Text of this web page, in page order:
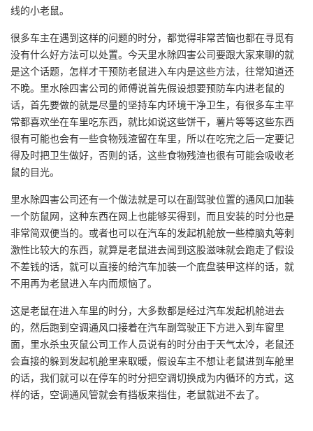
线的小老鼠。
很多车主在遇到这样的问题的时分，都觉得非常苦恼也都在寻觅有
没有什么好方法可以处置。今天里水除四害公司要跟大家来聊的就
是这个话题，怎样才干预防老鼠进入车内是这些方法，往常知道还
不晚。里水除四害公司的师傅说首先假设想要预防车内进老鼠的
话，首先要做的就是尽量的坚持车内环境干净卫生，有很多车主平
常都喜欢坐在车里吃东西，就比如说这些饼干，薯片等等这些东西
很有可能也会有一些食物残渣留在车里，所以在吃完之后一定要记
得及时把卫生做好，否则的话，这些食物残渣也很有可能会吸收老
鼠的目光。
里水除四害公司还有一个做法就是可以在副驾驶位置的通风口加装
一个防鼠网 ，这种东西在网上也能够买得到，而且安装的时分也是
非常简双便当的。或者也可以在汽车的发起机舱放一些樟脑丸等刺
激性比较大的东西，就算是老鼠进去闻到这股滋味就会跑走了假设
不差钱的话，就可以直接的给汽车加装一个底盘装甲这样的话，就
不用再为老鼠进入车内而烦恼了。
这是老鼠在进入车里的时分，大多数都是经过汽车发起机舱进去
的，然后跑到空调通风口接着在汽车副驾驶正下方进入到车窗里
面， 里水杀虫灭鼠公司工作人员说有的时分由于天气太冷，老鼠还
会直接的躲到发起机舱里来取暖，假设车主不想让老鼠进到车舱里
的话，我们就可以在停车的时分把空调切换成为内循环的方式，这
样的话，空调通风管就会有挡板来挡住，老鼠就进不去了。